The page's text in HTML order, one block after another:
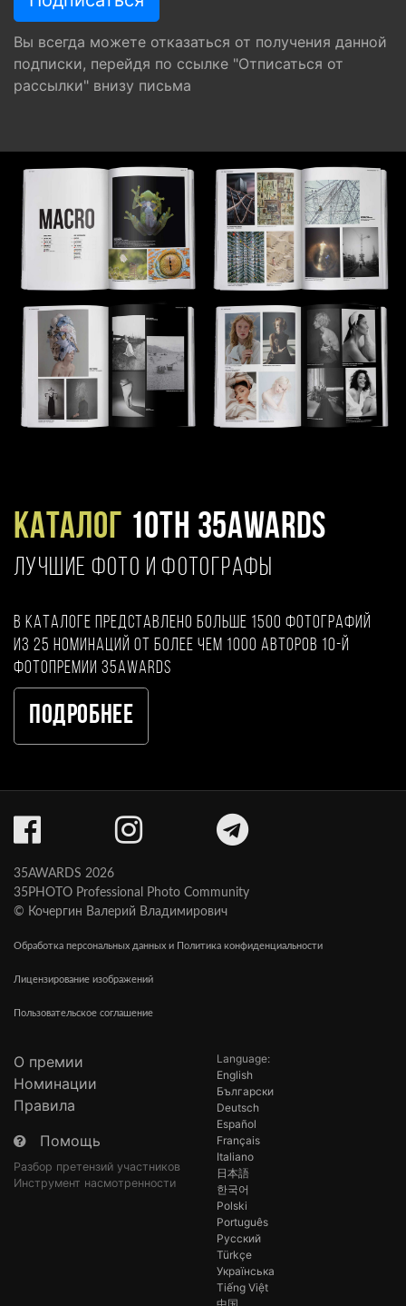
Вы всегда можете отказаться от получения данной
подписки, перейдя по ссылке "Отписаться от
рассылки" внизу письма
Каталог 10TH 35AWARDS
ЛУЧШИЕ ФОТО И ФОТОГРАФЫ
В каталоге представлено больше 1500 фотографий
из 25 номинаций от более чем 1000 авторов 10-й
фотопремии 35AWARDS
Подробнее
35AWARDS 2026
35PHOTO Professional Photo Community
© Кочергин Валерий Владимирович
Обработка персональных данных и Политика конфиденциальности
Лицензирование изображений
Пользовательское соглашение
О премии
Номинации
Правила
Помощь
Разбор претензий участников
Инструмент насмотренности
Language:
English
Български
Deutsch
Español
Français
Italiano
日本語
한국어
Polski
Português
Русский
Türkçe
Українська
Tiếng Việt